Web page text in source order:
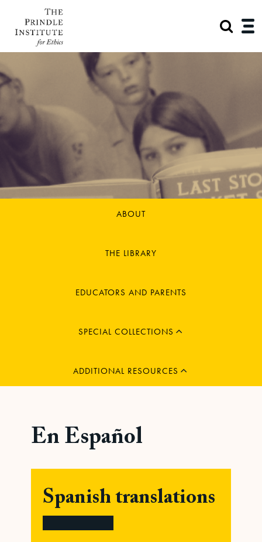
ABOUT
THE LIBRARY
EDUCATORS AND PARENTS
SPECIAL COLLECTIONS
EXPAND
MENU
ADDITIONAL RESOURCES
En Español
Spanish translations